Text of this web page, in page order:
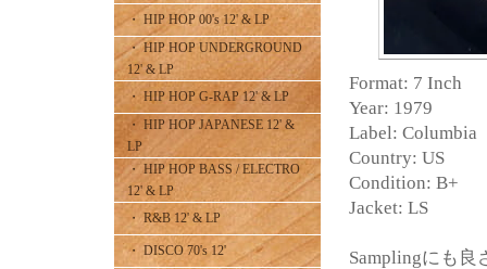
・ HIP HOP 00's 12' & LP
・ HIP HOP UNDERGROUND
12' & LP
・ HIP HOP G-RAP 12' & LP
・ HIP HOP JAPANESE 12' &
LP
・ HIP HOP BASS / ELECTRO
12' & LP
・ R&B 12' & LP
・ DISCO 70's 12'
Format: 7 Inch
Year: 1979
Label: Columbia
Country: US
Condition: B+
Jacket: LS
Samplingにも良